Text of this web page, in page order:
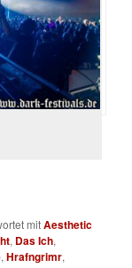
mitAesthetic
, Das Ich,
,Hrafngrimr,